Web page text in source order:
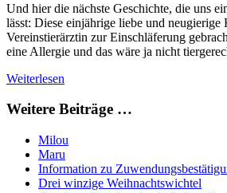
Und hier die nächste Geschichte, die uns
lässt: Diese einjährige liebe und neugierige
Vereinstierärztin zur Einschläferung
eine Allergie und das wäre ja nicht
Weiterlesen
Weitere Beiträge …
Milou
Maru
Information zu
Drei winzige Weihnachtswichtel